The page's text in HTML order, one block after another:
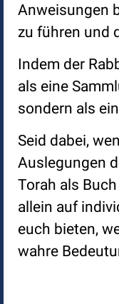
Anweisungen
zu führen und
Indem der
als eine
sondern als
Seid dabei,
Auslegungen
Torah als
allein auf
euch bieten,
wahre